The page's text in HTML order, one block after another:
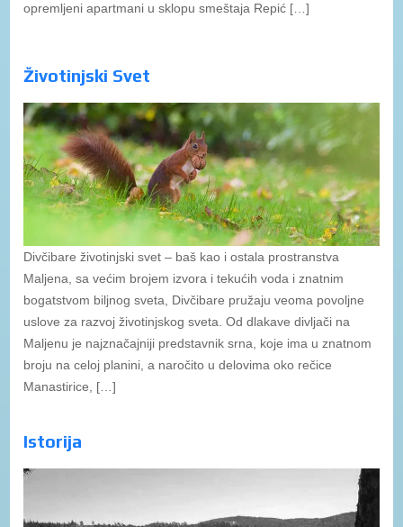
opremljeni apartmani u sklopu smeštaja Repić […]
Životinjski Svet
Divčibare životinjski svet – baš kao i ostala prostranstva
Maljena, sa većim brojem izvora i tekućih voda i znatnim
bogatstvom biljnog sveta, Divčibare pružaju veoma povoljne
uslove za razvoj životinjskog sveta. Od dlakave divljači na
Maljenu je najznačajniji predstavnik srna, koje ima u znatnom
broju na celoj planini, a naročito u delovima oko rečice
Manastirice, […]
Istorija